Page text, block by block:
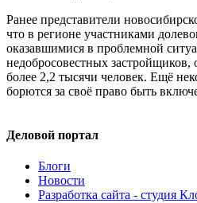
Ранее представители
что в регионе участниками
оказавшимися в проблемной
недобросовестных
более 2,2 тысячи человек. Ещё
борются за своё право быть
Деловой портал
Блоги
Новости
Разработка сайта - студия